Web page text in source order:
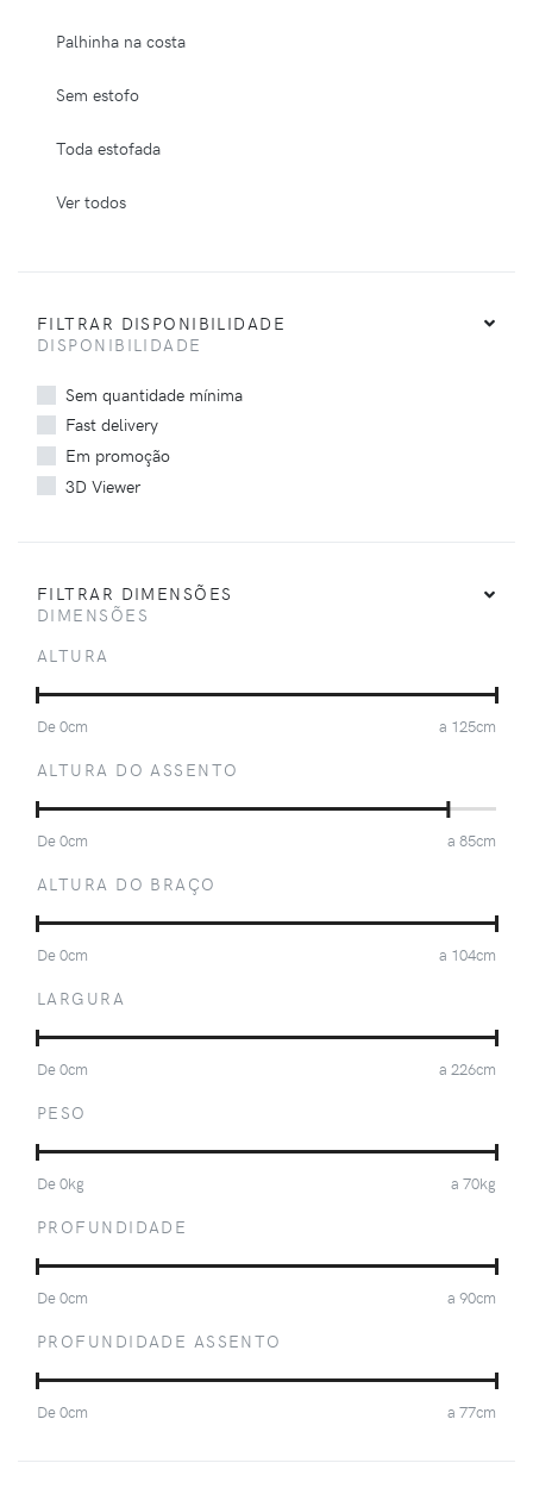
Palhinha na costa
Sem estofo
Toda estofada
Ver todos
FILTRAR DISPONIBILIDADE
DISPONIBILIDADE
Sem quantidade mínima
Fast delivery
Em promoção
3D Viewer
FILTRAR DIMENSÕES
DIMENSÕES
ALTURA
De0cm a 125cm
ALTURA DO ASSENTO
De0cm a 85cm
ALTURA DO BRAÇO
De0cm a 104cm
LARGURA
De0cm a 226cm
PESO
De0kg a 70kg
PROFUNDIDADE
De0cm a 90cm
PROFUNDIDADE ASSENTO
De0cm a 77cm